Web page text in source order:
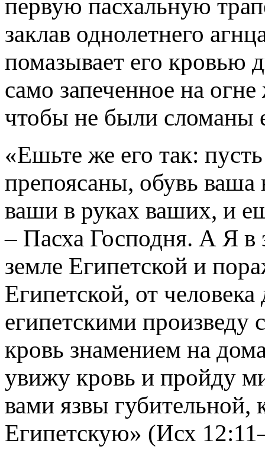
первую пасхальную
заклав однолетнего
помазывает его кровью
само запеченное на
чтобы не были сломаны
«Ешьте же его так:
препоясаны, обувь
ваши в руках ваших, и
– Пасха Господня. А Я
земле Египетской и
Египетской, от
египетскими произведу
кровь знамением на
увижу кровь и пройду
вами язвы губительной,
Египетскую» (Исх